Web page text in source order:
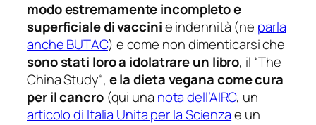
modo estremamente incompleto e
superficiale di vaccinie indennità (ne parla
anche BUTAC) e come non dimenticarsi che
sono stati loro a idolatrare un libro, il “The
China Study“, e la dieta vegana come cura
per il cancro(qui una nota dell’AIRC, un
articolo di Italia Unita per la Scienzae un